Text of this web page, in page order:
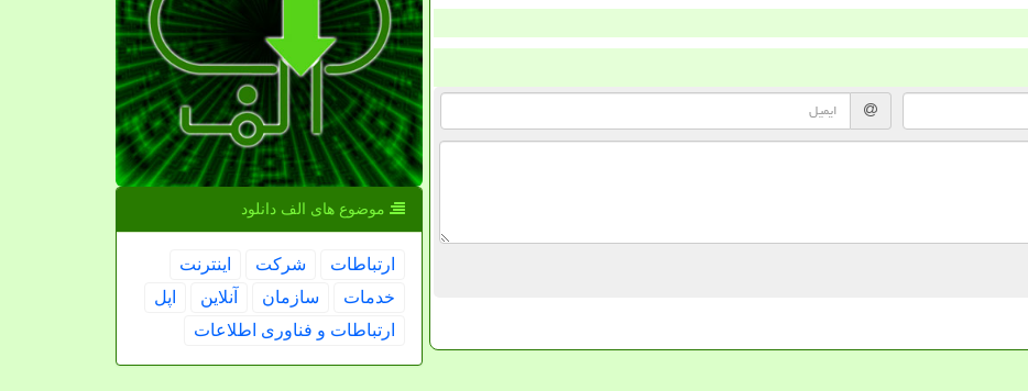
موضوع های الف دانلود
ارتباطات شركت
اینترنت
خدمات
سازمان آنلاین
اپل
ارتباطات و فناوری اطلاعات